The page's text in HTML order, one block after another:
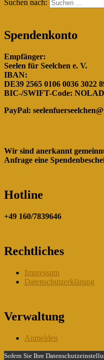
Suchen nach:
Spendenkonto
Empfänger:
Seelen für Seelchen e. V.
IBAN:
DE39 2565 0106 0036 3022
BIC-/SWIFT-Code:
PayPal:
Wir sind anerkannt
Anfrage eine
Hotline
+49 160/7839646
Rechtliches
Impressum
Datenschutzerklärung
Verwaltung
Anmelden
Sofern Sie Ihre